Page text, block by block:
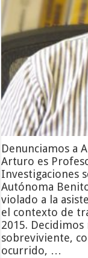
Denunciamos a
Arturo es
Investigaciones
Autónoma Benito
violado a la
el contexto de
2015.
sobreviviente,
ocurrido, …